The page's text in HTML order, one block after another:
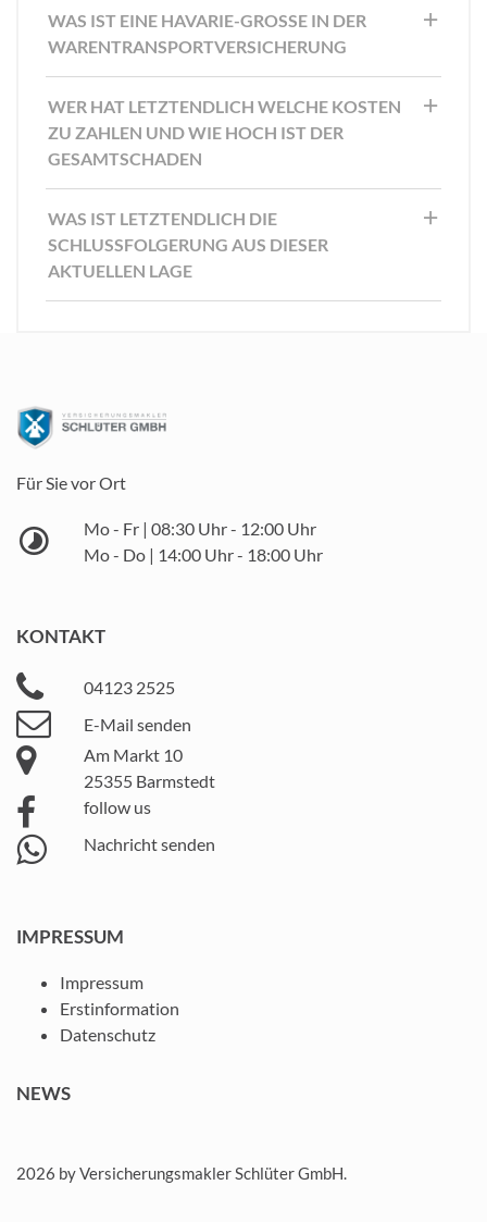
WAS IST EINE HAVARIE-GROSSE IN DER
WARENTRANSPORTVERSICHERUNG
WER HAT LETZTENDLICH WELCHE KOSTEN
ZU ZAHLEN UND WIE HOCH IST DER
GESAMTSCHADEN
WAS IST LETZTENDLICH DIE
SCHLUSSFOLGERUNG AUS DIESER
AKTUELLEN LAGE
Für Sie vor Ort
Mo - Fr | 08:30 Uhr - 12:00 Uhr
Mo - Do | 14:00 Uhr - 18:00 Uhr
KONTAKT
04123 2525
E-Mail senden
Am Markt 10
25355 Barmstedt
follow us
Nachricht senden
IMPRESSUM
Impressum
Erstinformation
Datenschutz
NEWS
2026 by Versicherungsmakler Schlüter GmbH.